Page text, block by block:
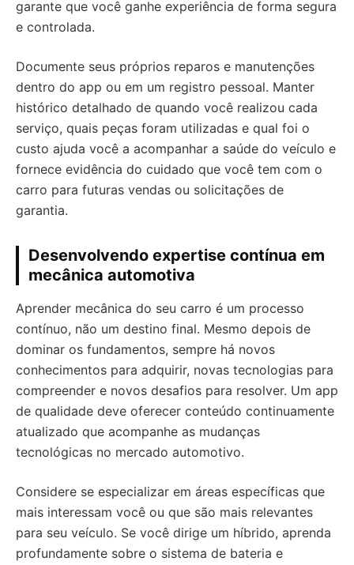
garante que você ganhe experiência de forma segura
e controlada.
Documente seus próprios reparos e manutenções
dentro do app ou em um registro pessoal. Manter
histórico detalhado de quando você realizou cada
serviço, quais peças foram utilizadas e qual foi o
custo ajuda você a acompanhar a saúde do veículo e
fornece evidência do cuidado que você tem com o
carro para futuras vendas ou solicitações de
garantia.
Desenvolvendo expertise contínua em
mecânica automotiva
Aprender mecânica do seu carro é um processo
contínuo, não um destino final. Mesmo depois de
dominar os fundamentos, sempre há novos
conhecimentos para adquirir, novas tecnologias para
compreender e novos desafios para resolver. Um app
de qualidade deve oferecer conteúdo continuamente
atualizado que acompanhe as mudanças
tecnológicas no mercado automotivo.
Considere se especializar em áreas específicas que
mais interessam você ou que são mais relevantes
para seu veículo. Se você dirige um híbrido, aprenda
profundamente sobre o sistema de bateria e